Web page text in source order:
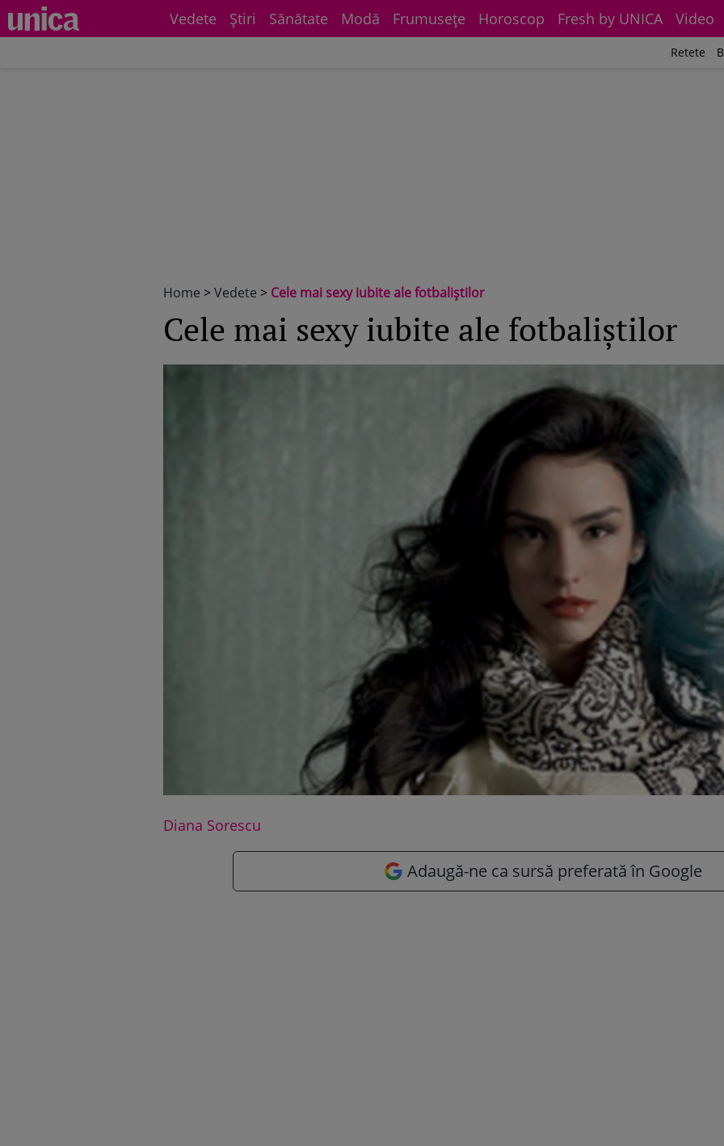
Vedete Știri Sănătate Modă Frumuseţe Horoscop Fresh by UNICA Video
Retete
Home >Vedete > Cele mai sexy iubite ale fotbaliştilor
Cele mai sexy iubite ale fotbaliştilor
Diana Sorescu
Adaugă-ne ca sursă preferată în Google